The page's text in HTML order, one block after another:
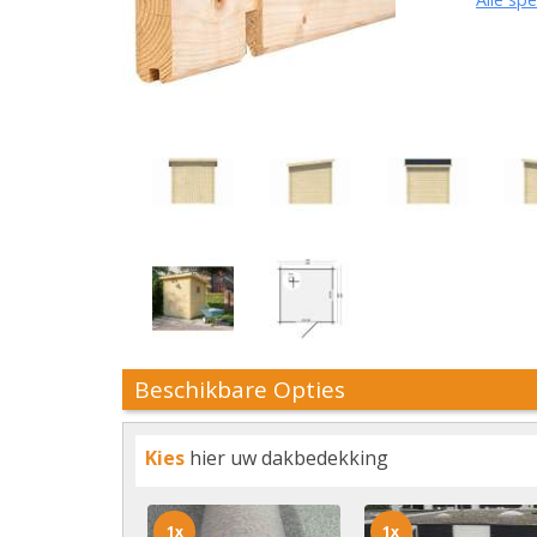
Beschikbare Opties
Kies hier uw dakbedekking
1x 1x